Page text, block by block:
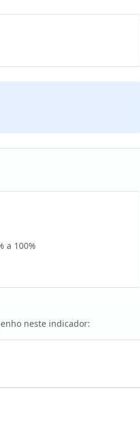
a 100%
neste indicador: